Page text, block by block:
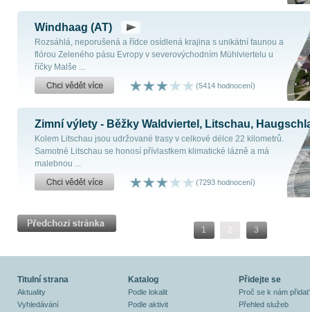
Windhaag (AT)
Rozsáhlá, neporušená a řídce osídlená krajina s unikátní faunou a
flórou Zeleného pásu Evropy v severovýchodním Mühlviertelu u
říčky Malše ...
(5414 hodnocení)
Zimní výlety - Běžky Waldviertel, Litschau,
Kolem Litschau jsou udržované trasy v celkové délce 22 kilometrů.
Samotné Litschau se honosí přívlastkem klimatické lázně a má
malebnou ...
(7293 hodnocení)
1 2 3
Titulní strana
Aktuality
Vyhledávání
Katalog
Podle lokalit
Podle aktivit
Přidejte se
Proč se k nám
Přehled služeb